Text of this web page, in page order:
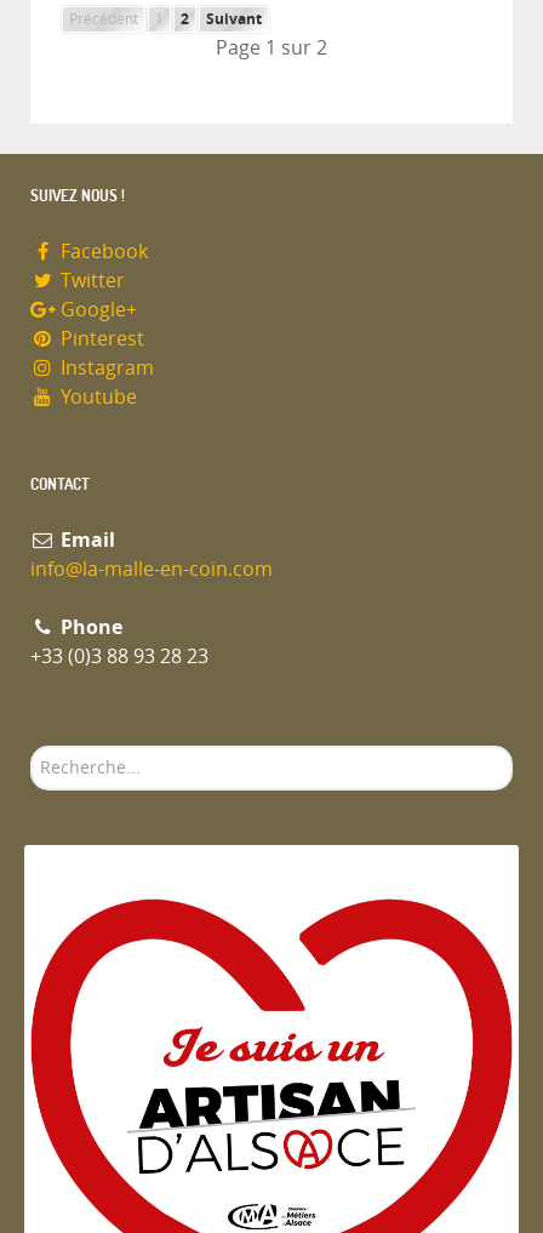
Précédent 1 2 Suivant
Page 1 sur 2
SUIVEZ NOUS !
Facebook
Twitter
Google+
Pinterest
Instagram
Youtube
CONTACT
Email
info@la-malle-en-coin.com
Phone
+33 (0)3 88 93 28 23
Rechercher